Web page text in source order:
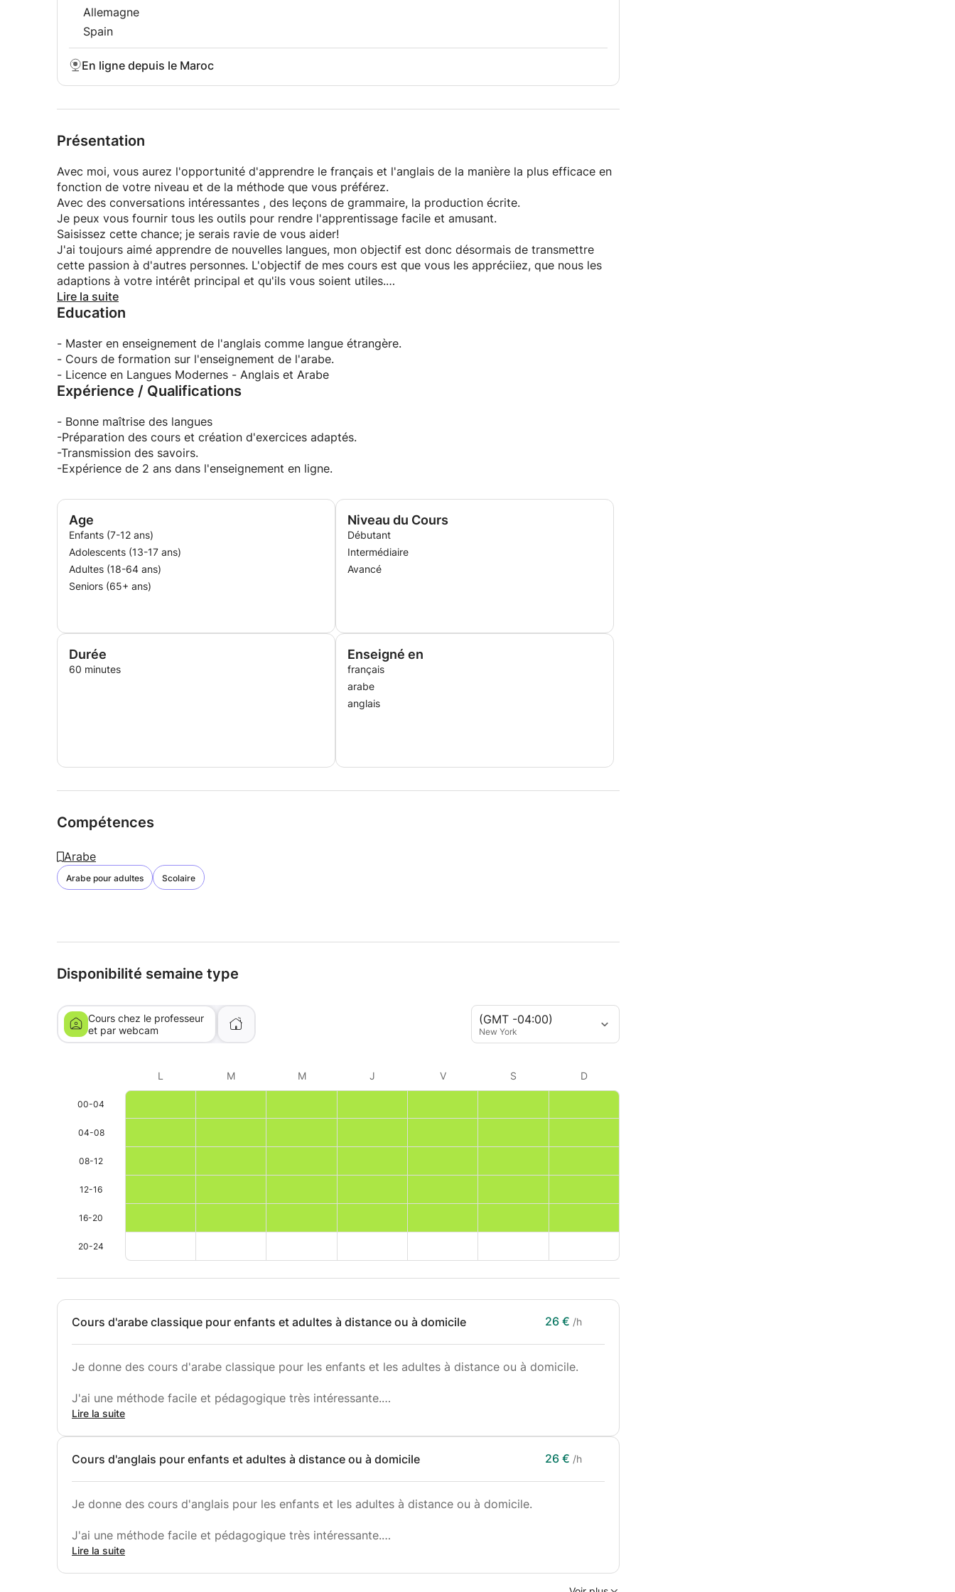
Allemagne
Spain
En ligne depuis le Maroc
Présentation
Avec moi, vous aurez l'opportunité d'apprendre le français et l'anglais de la manière la plus efficace en
fonction de votre niveau et de la méthode que vous préférez.
Avec des conversations intéressantes , des leçons de grammaire, la production écrite.
Je peux vous fournir tous les outils pour rendre l'apprentissage facile et amusant.
Saisissez cette chance; je serais ravie de vous aider!
J'ai toujours aimé apprendre de nouvelles langues, mon objectif est donc désormais de transmettre
cette passion à d'autres personnes. L'objectif de mes cours est que vous les appréciiez, que nous les
adaptions à votre intérêt principal et qu'ils vous soient utiles.
Si vous souhaitez apprendre ou passer un niveau dans l'une de ces langues, n'hésitez pas à me
contacter!
Lire la suite
Education
- Master en enseignement de l'anglais comme langue étrangère.
- Cours de formation sur l'enseignement de l'arabe.
- Licence en Langues Modernes - Anglais et Arabe
Expérience / Qualifications
- Bonne maîtrise des langues
-Préparation des cours et création d'exercices adaptés.
-Transmission des savoirs.
-Expérience de 2 ans dans l'enseignement en ligne.
Age
Enfants (7-12 ans)
Adolescents (13-17 ans)
Adultes (18-64 ans)
Seniors (65+ ans)
Niveau du Cours
Débutant
Intermédiaire
Avancé
Durée
60 minutes
Enseigné en
français
arabe
anglais
Compétences
Arabe
Arabe pour adultes Scolaire
Disponibilité semaine type
(GMT -04:00)
New York
Cours chez le professeur
et par webcam
L M M J V S D
00-04
04-08
08-12
12-16
16-20
20-24
Cours d'arabe classique pour enfants et adultes à distance ou à domicile 26 € /h
Je donne des cours d'arabe classique pour les enfants et les adultes à distance ou à domicile.
J'ai une méthode facile et pédagogique très intéressante.
Contactez moi ou réservez maintenant.
Lire la suite
Cours d'anglais pour enfants et adultes à distance ou à domicile 26 € /h
Je donne des cours d'anglais pour les enfants et les adultes à distance ou à domicile.
J'ai une méthode facile et pédagogique très intéressante.
Lire la suite